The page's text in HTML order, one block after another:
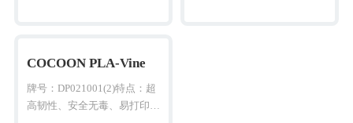
COCOON PLA-Vine
牌号：DP021001(2)特点：超
高韧性、安全无毒、易打印成